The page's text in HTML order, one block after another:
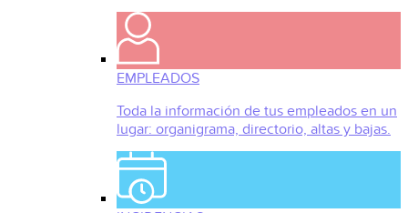
EMPLEADOS
Toda la información de tus empleados en un
lugar: organigrama, directorio, altas y bajas.